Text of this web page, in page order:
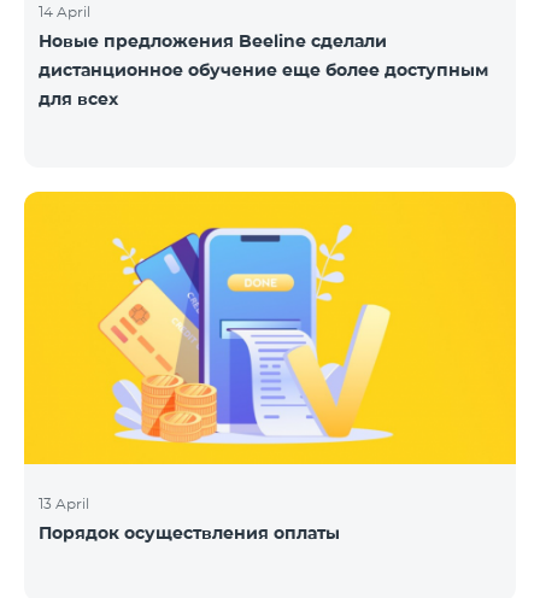
14 April
Новые предложения Beeline сделали
дистанционное обучение еще более доступным
для всех
13 April
Порядок осуществления оплаты